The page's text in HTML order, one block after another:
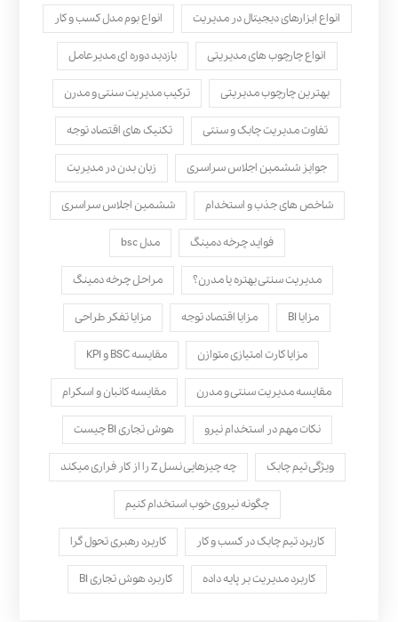
انواع ابزارهای دیجیتال در مدیریت انواع بوم مدل کسب‌ و کار
انواع چارچوب های مدیریتی بازدید دوره ای مدیرعامل
بهترین چارچوب مدیریتی ترکیب مدیریت سنتی و مدرن
تفاوت مدیریت چابک و سنتی تکنیک های اقتصاد توجه
جوایز ششمین اجلاس سراسری زبان بدن در مدیریت
شاخص های جذب و استخدام ششمین اجلاس سراسری
فواید چرخه دمینگ مدل bsc
مدیریت سنتی بهتره یا مدرن؟ مراحل چرخه دمینگ
مزایا BI مزایا اقتصاد توجه مزایا تفکر طراحی
مزایا کارت امتیازی متوازن مقایسه BSC و KPI
مقایسه مدیریت سنتی و مدرن مقایسه کانبان و اسکرام
نکات مهم در استخدام نیرو هوش تجاری BI چیست
ویژگی تیم چابک چه چیزهایی نسل Z را از کار فراری میکند
چگونه نیروی خوب استخدام کنیم
کاربرد تیم چابک در کسب و کار کاربرد رهبری تحول‌ گرا
کاربرد مدیریت بر پایه داده کاربرد هوش تجاری BI